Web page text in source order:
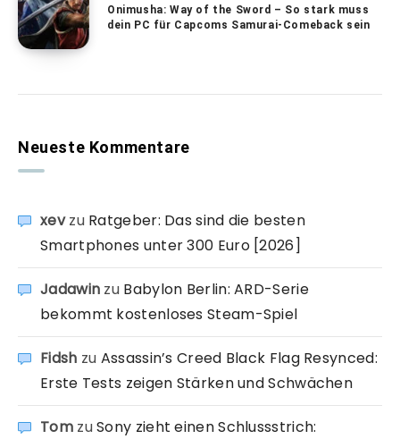
Onimusha: Way of the Sword – So stark muss
dein PC für Capcoms Samurai-Comeback sein
Neueste Kommentare
xevzu Ratgeber: Das sind die besten
Smartphones unter 300 Euro [2026]
Jadawin zu Babylon Berlin: ARD-Serie
bekommt kostenloses Steam-Spiel
Fidsh zu Assassin’s Creed Black Flag Resynced:
Erste Tests zeigen Stärken und Schwächen
TomzuSony zieht einen Schlussstrich: